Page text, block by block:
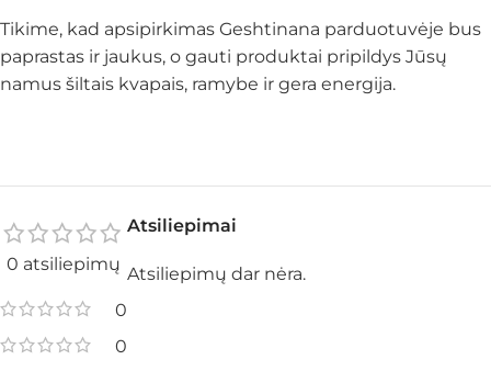
Tikime, kad apsipirkimas Geshtinana parduotuvėje bus
paprastas ir jaukus, o gauti produktai pripildys Jūsų
namus šiltais kvapais, ramybe ir gera energija.
0 atsiliepimų
0
0
Atsiliepimai
Atsiliepimų dar nėra.